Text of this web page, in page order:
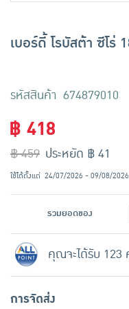
เบอร์ดี้ โรบัสต้า ซีโร่
รหัสสินค้า 674879010
฿ 418
฿ 459 ประหยัด ฿ 41
ใช้ได้ตั้งแต่ 24/07/2026 - 09/08/2026
รวมยอดของ
คุณจะได้รับ 123
การจัดส่ง